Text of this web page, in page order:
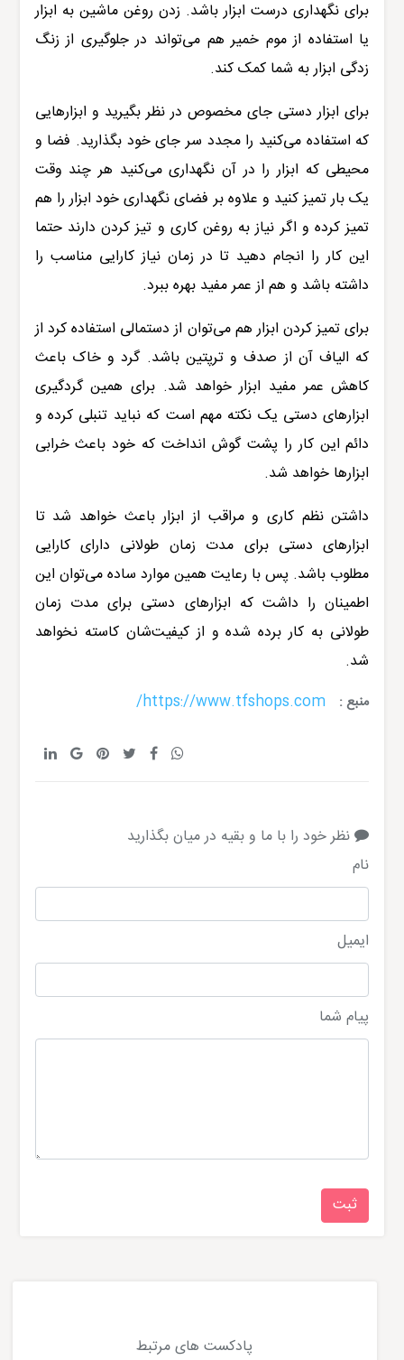
برای نگهداری درست ابزار باشد. زدن روغن ماشین به ابزار
یا استفاده از موم خمیر هم می‌تواند در جلوگیری از زنگ
زدگی ابزار به شما کمک کند.
برای ابزار دستی جای مخصوص در نظر بگیرید و ابزارهایی
که استفاده می‌کنید را مجدد سر جای خود بگذارید. فضا و
محیطی که ابزار را در آن نگهداری می‌کنید هر چند وقت
یک بار تمیز کنید و علاوه بر فضای نگهداری خود ابزار را هم
تمیز کرده و اگر نیاز به روغن کاری و تیز کردن دارند حتما
این کار را انجام دهید تا در زمان نیاز کارایی مناسب را
داشته باشد و هم از عمر مفید بهره ببرد.
برای تمیز کردن ابزار هم می‌توان از دستمالی استفاده کرد از
که الیاف آن از صدف و ترپتین باشد. گرد و خاک باعث
کاهش عمر مفید ابزار خواهد شد. برای همین گردگیری
ابزارهای دستی یک نکته مهم است که نباید تنبلی کرده و
دائم این کار را پشت گوش انداخت که خود باعث خرابی
ابزارها خواهد شد.
داشتن نظم کاری و مراقب از ابزار باعث خواهد شد تا
ابزارهای دستی برای مدت زمان طولانی دارای کارایی
مطلوب باشد. پس با رعایت همین موارد ساده می‌توان این
اطمینان را داشت که ابزارهای دستی برای مدت زمان
طولانی به کار برده شده و از کیفیت‌شان کاسته نخواهد
شد.
منبع : https://www.tfshops.com/
نظر خود را با ما و بقیه در میان بگذارید
نام
ایمیل
پیام شما
پادکست های مرتبط